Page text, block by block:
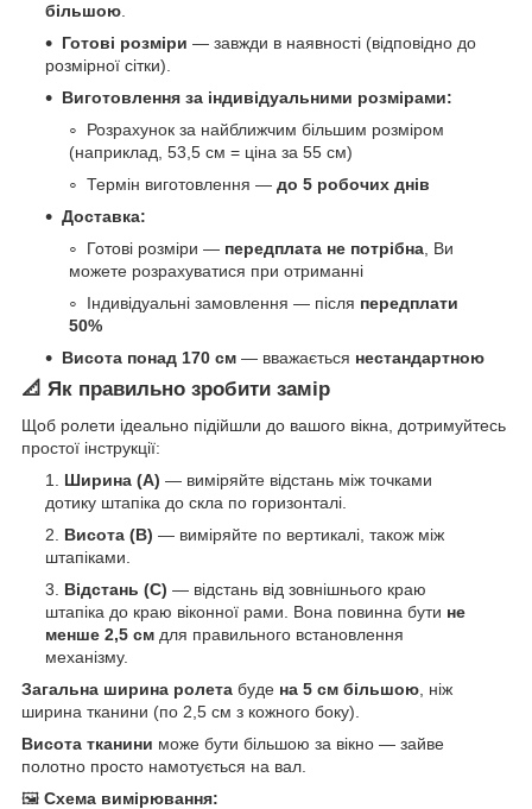
більшою
Готові розміри — завжди в наявності (відповідно до
розмірної сітки).
Виготовлення за індивідуальними розмірами:
Розрахунок за найближчим більшим розміром
(наприклад, 53,5 см = ціна за 55 см)
Термін виготовлення — до 5 робочих днів
Доставка:
Готові розміри — передплата не потрібна , Ви
можете розрахуватися при отриманні
Індивідуальні замовлення — після передплати
50%
Висота понад 170 см — вважається нестандартною
📐 Як правильно зробити замір
Щоб ролети ідеально підійшли до вашого вікна, дотримуйтесь
простої інструкції:
Ширина (A) — виміряйте відстань між точками
дотику штапіка до скла по горизонталі.
Висота (B) — виміряйте по вертикалі, також між
штапіками.
Відстань (C) — відстань від зовнішнього краю
штапіка до краю віконної рами. Вона повинна бути не
менше 2,5 см для правильного встановлення
механізму.
Загальна ширина ролета буде на 5 см більшою , ніж
ширина тканини (по 2,5 см з кожного боку).
Висота тканини може бути більшою за вікно — зайве
полотно просто намотується на вал.
🖼 Схема вимірювання: